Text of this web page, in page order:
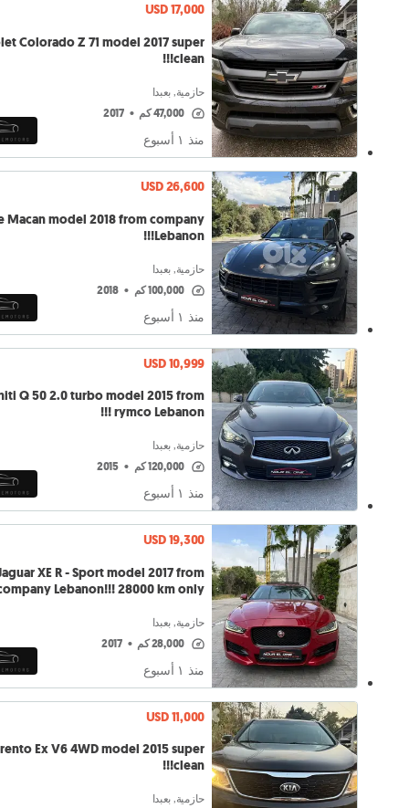
USD 17,000
Colorado Z 71 model 2017 super
clean!!!
حازمية, بعبدا
47,000 كم •
2017
منذ ١ أسبوع
USD 26,600
Macan model 2018 from company
Lebanon!!!
حازمية, بعبدا
100,000 كم •
2018
منذ ١ أسبوع
USD 10,999
Q 50 2.0 turbo model 2015 from
rymco Lebanon !!!
حازمية, بعبدا
120,000 كم •
2015
منذ ١ أسبوع
USD 19,300
XE R - Sport model 2017 from
Lebanon!!! 28000 km only
حازمية, بعبدا
28,000 كم •
2017
منذ ١ أسبوع
USD 11,000
Ex V6 4WD model 2015 super
clean!!!
حازمية, بعبدا